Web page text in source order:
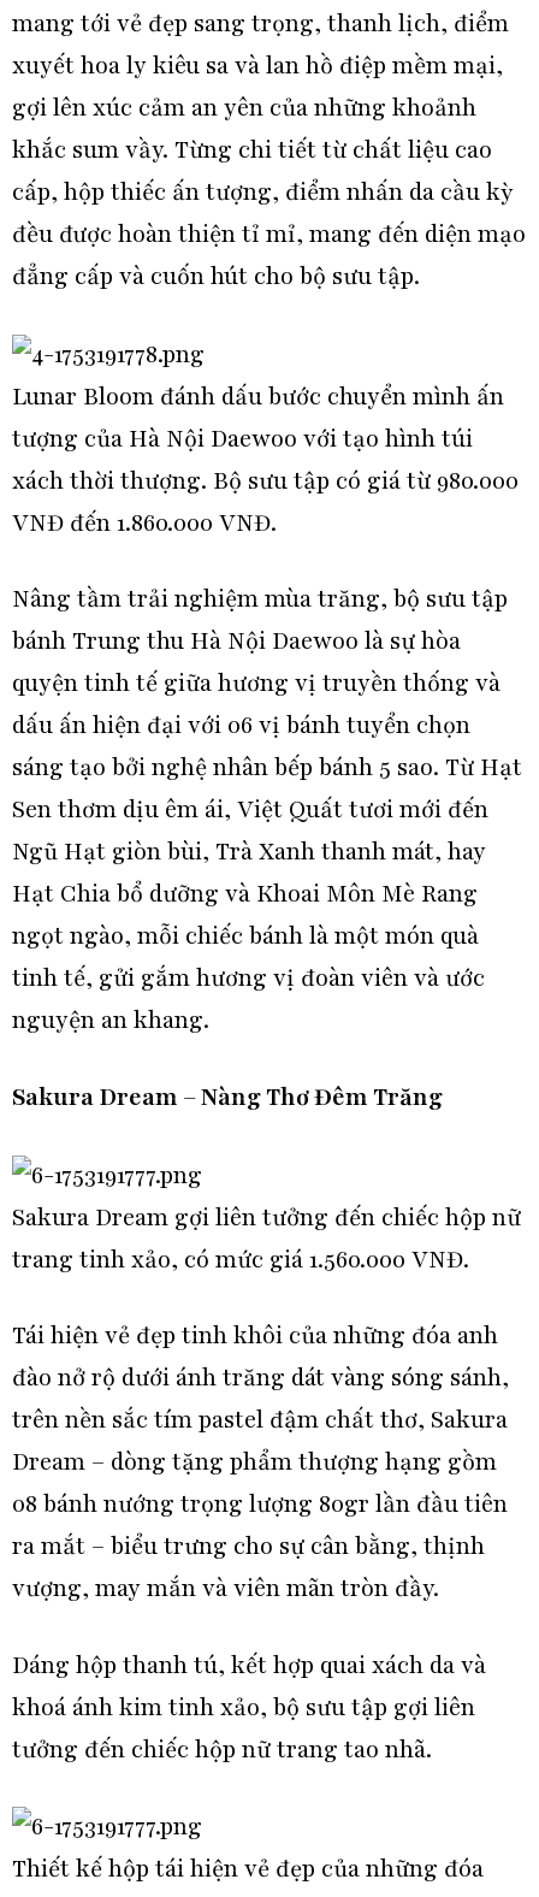
mang tới vẻ đẹp sang trọng, thanh lịch, điểm
xuyết hoa ly kiêu sa và lan hồ điệp mềm mại,
gợi lên xúc cảm an yên của những khoảnh
khắc sum vầy. Từng chi tiết từ chất liệu cao
cấp, hộp thiếc ấn tượng, điểm nhấn da cầu kỳ
đều được hoàn thiện tỉ mỉ, mang đến diện mạo
đẳng cấp và cuốn hút cho bộ sưu tập.
Lunar Bloom đánh dấu bước chuyển mình ấn
tượng của Hà Nội Daewoo với tạo hình túi
xách thời thượng. Bộ sưu tập có giá từ 980.000
VNĐ đến 1.860.000 VNĐ.
Nâng tầm trải nghiệm mùa trăng, bộ sưu tập
bánh Trung thu Hà Nội Daewoo là sự hòa
quyện tinh tế giữa hương vị truyền thống và
dấu ấn hiện đại với 06 vị bánh tuyển chọn
sáng tạo bởi nghệ nhân bếp bánh 5 sao. Từ Hạt
Sen thơm dịu êm ái, Việt Quất tươi mới đến
Ngũ Hạt giòn bùi, Trà Xanh thanh mát, hay
Hạt Chia bổ dưỡng và Khoai Môn Mè Rang
ngọt ngào, mỗi chiếc bánh là một món quà
tinh tế, gửi gắm hương vị đoàn viên và ước
nguyện an khang.
Sakura Dream – Nàng Thơ Đêm Trăng
Sakura Dream gợi liên tưởng đến chiếc hộp nữ
trang tinh xảo, có mức giá 1.560.000 VNĐ.
Tái hiện vẻ đẹp tinh khôi của những đóa anh
đào nở rộ dưới ánh trăng dát vàng sóng sánh,
trên nền sắc tím pastel đậm chất thơ, Sakura
Dream – dòng tặng phẩm thượng hạng gồm
08 bánh nướng trọng lượng 80gr lần đầu tiên
ra mắt – biểu trưng cho sự cân bằng, thịnh
vượng, may mắn và viên mãn tròn đầy.
Dáng hộp thanh tú, kết hợp quai xách da và
khoá ánh kim tinh xảo, bộ sưu tập gợi liên
tưởng đến chiếc hộp nữ trang tao nhã.
Thiết kế hộp tái hiện vẻ đẹp của những đóa